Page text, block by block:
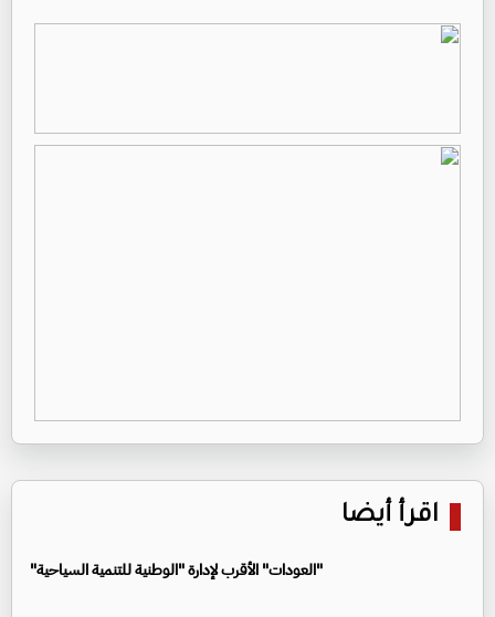
اقرأ أيضا
"العودات" الأقرب لإدارة "الوطنية للتنمية السياحية"